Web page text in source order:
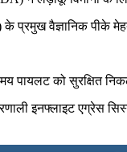
वैज्ञानिक पीके
को सुरक्षित
इनफ्लाइट एग्रेस